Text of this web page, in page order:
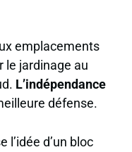
emplacements
le jardinage au
L’indépendance
défense.
l’idée d’un bloc